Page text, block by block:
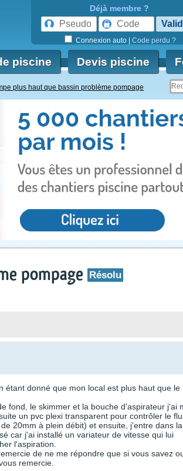
Déjà membre ?
Connexion auto Code perdu ?
piscine Devis piscine
plus haut que bassin problème pompage
pompage Résolu
étant donné que mon local est plus haut que le
fond, le skimmer et la bouche d'aspirateur j'ai
un pvc plexi transparent pour contrôler le
20mm à plein débit) et ensuite, j'entre dans la
car j'ai installé un variateur de vitesse qui lui
l'aspiration.
de ne me répondre que si vous savez
remercie.